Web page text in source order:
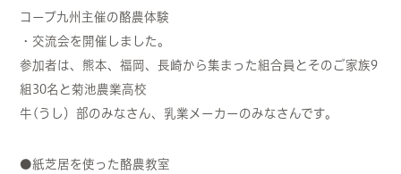
コープ九州主催の酪農体験
・交流会を開催しました。
参加者は、熊本、福岡、長崎から集まった組合員とそのご家族9
組30名と菊池農業高校
牛(うし）部のみなさん、乳業メーカーのみなさんです。
●紙芝居を使った酪農教室